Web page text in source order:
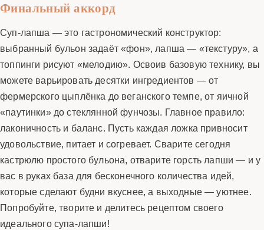
Финальный аккорд
Суп-лапша — это гастрономический конструктор:
выбранный бульон задаёт «фон», лапша — «текстуру», а
топпинги рисуют «мелодию». Освоив базовую технику, вы
можете варьировать десятки ингредиентов — от
фермерского цыплёнка до веганского темпе, от яичной
«паутинки» до стеклянной фунчозы. Главное правило:
лаконичность и баланс. Пусть каждая ложка привносит
удовольствие, питает и согревает. Сварите сегодня
кастрюлю простого бульона, отварите горсть лапши — и у
вас в руках база для бесконечного количества идей,
которые сделают будни вкуснее, а выходные — уютнее.
Попробуйте, творите и делитесь рецептом своего
идеального супа-лапши!